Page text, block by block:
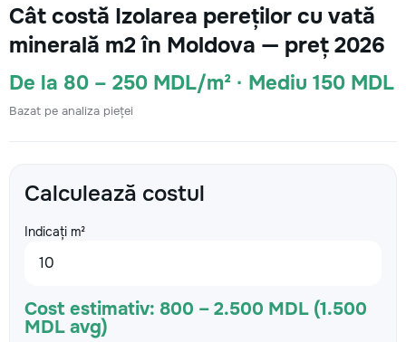
Cât costă Izolarea pereților cu vată
minerală m2 în Moldova — preț 2026
De la 80 – 250 MDL/m² · Mediu 150 MDL
Bazat pe analiza pieței
Calculează costul
Indicați m²
Cost estimativ: 800 – 2.500 MDL (1.500
MDL avg)